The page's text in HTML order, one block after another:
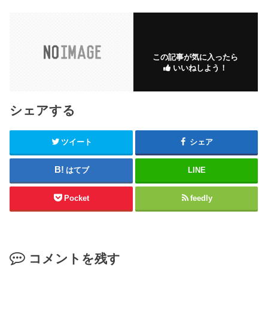
この記事が気に入ったら
いいねしよう！
シェアする
ツイート シェア
はてブ LINE
Pocket feedly
コメントを残す